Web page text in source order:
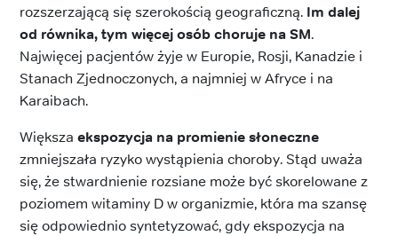
rozszerzającą się szerokością geograficzną. Im dalej
od równika, tym więcej osób choruje na SM.
Najwięcej pacjentów żyje w Europie, Rosji, Kanadzie i
Stanach Zjednoczonych, a najmniej w Afryce i na
Karaibach.
Większa ekspozycja na promienie słoneczne
zmniejszała ryzyko wystąpienia choroby. Stąd uważa
się, że stwardnienie rozsiane może być skorelowane z
poziomem witaminy D w organizmie, która ma szansę
się odpowiednio syntetyzować, gdy ekspozycja na